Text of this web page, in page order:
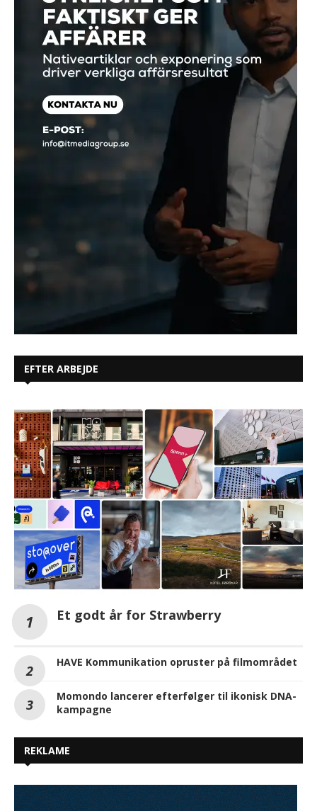
EFTER ARBEJDE
Et godt år for Strawberry
HAVE Kommunikation opruster på filmområdet
Momondo lancerer efterfølger til ikonisk DNA-
kampagne
REKLAME